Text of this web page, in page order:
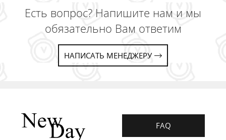
Есть вопрос? Напишите нам и мы
обязательно Вам ответим
НАПИСАТЬ МЕНЕДЖЕРУ
FAQ